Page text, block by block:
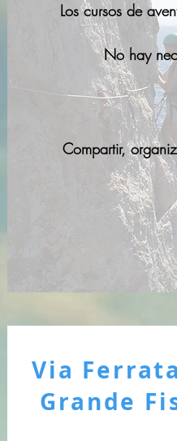
Los cursos de
No hay
Compartir,
Via
Grande